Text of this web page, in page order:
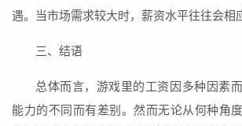
遇。当市场需求较大时，薪资水平往往会相
三、结语
总体而言，游戏里的工资因多种因素
能力的不同而有差别。然而无论从何种角